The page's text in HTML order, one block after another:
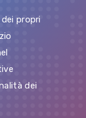
propri
dei